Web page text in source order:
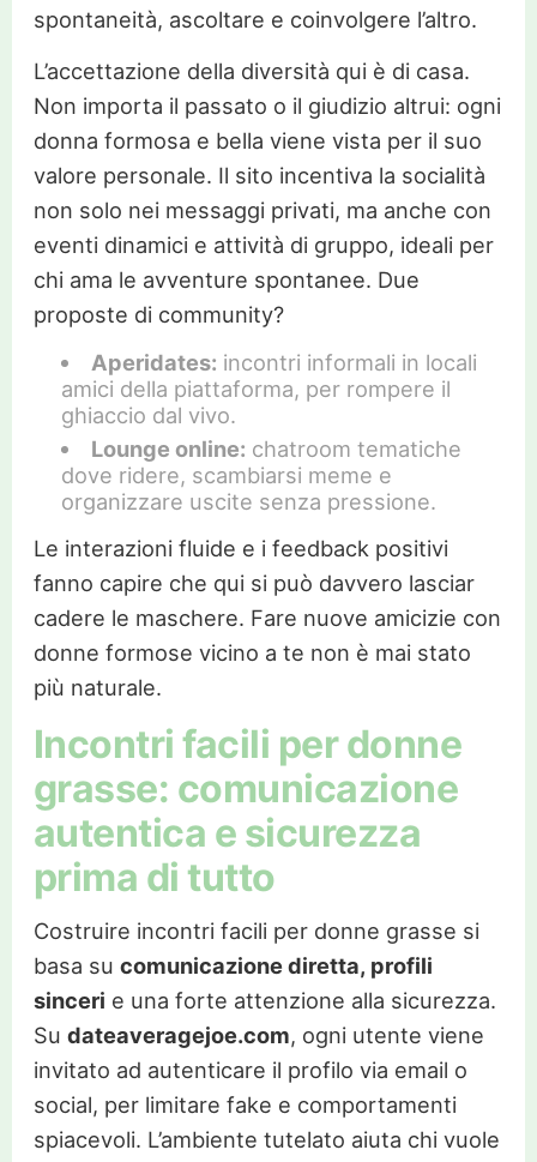
spontaneità, ascoltare e coinvolgere l’altro.
L’accettazione della diversità qui è di casa.
Non importa il passato o il giudizio altrui: ogni
donna formosa e bella viene vista per il suo
valore personale. Il sito incentiva la socialità
non solo nei messaggi privati, ma anche con
eventi dinamici e attività di gruppo, ideali per
chi ama le avventure spontanee. Due
proposte di community?
Aperidates: incontri informali in locali
amici della piattaforma, per rompere il
ghiaccio dal vivo.
Lounge online: chatroom tematiche
dove ridere, scambiarsi meme e
organizzare uscite senza pressione.
Le interazioni fluide e i feedback positivi
fanno capire che qui si può davvero lasciar
cadere le maschere. Fare nuove amicizie con
donne formose vicino a te non è mai stato
più naturale.
Incontri facili per donne
grasse: comunicazione
autentica e sicurezza
prima di tutto
Costruire incontri facili per donne grasse si
basa su comunicazione diretta, profili
sinceri e una forte attenzione alla sicurezza.
Su dateaveragejoe.com, ogni utente viene
invitato ad autenticare il profilo via email o
social, per limitare fake e comportamenti
spiacevoli. L’ambiente tutelato aiuta chi vuole